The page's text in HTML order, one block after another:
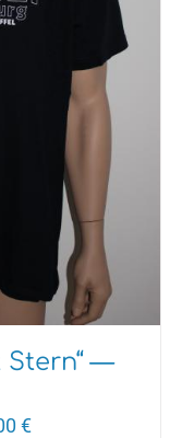
Stern“ —
€Aktueller